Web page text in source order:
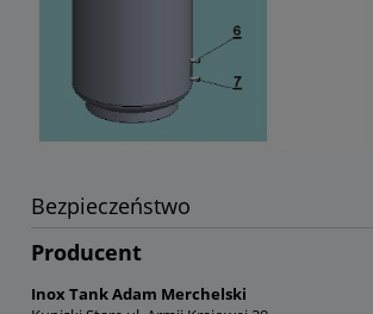
Bezpieczeństwo
Producent
Inox Tank Adam Merchelski